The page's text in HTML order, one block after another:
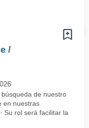
/
búsqueda de nuestro
en nuestras
Su rol será facilitar la